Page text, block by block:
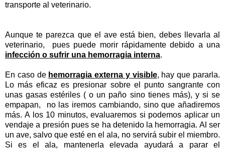
transporte al veterinario.
Aunque te parezca que el ave está bien, debes llevarla al
veterinario, pues puede morir rápidamente debido a una
infección o sufrir una hemorragia interna.
En caso de hemorragia externa y visible, hay que pararla.
Lo más eficaz es presionar sobre el punto sangrante con
unas gasas estériles ( o un paño sino tienes más), y si se
empapan, no las iremos cambiando, sino que añadiremos
más. A los 10 minutos, evaluaremos si podemos aplicar un
vendaje a presión pues se ha detenido la hemorragia. Al ser
un ave, salvo que esté en el ala, no servirá subir el miembro.
Si es el ala, mantenerla elevada ayudará a parar el